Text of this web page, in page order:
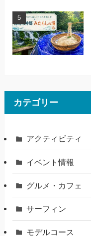
カテゴリー
アクティビティ
イベント情報
グルメ・カフェ
サーフィン
モデルコース